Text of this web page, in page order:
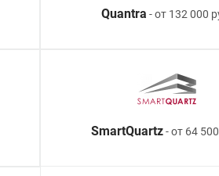
Quantra - от 132 000
SmartQuartz- от 64